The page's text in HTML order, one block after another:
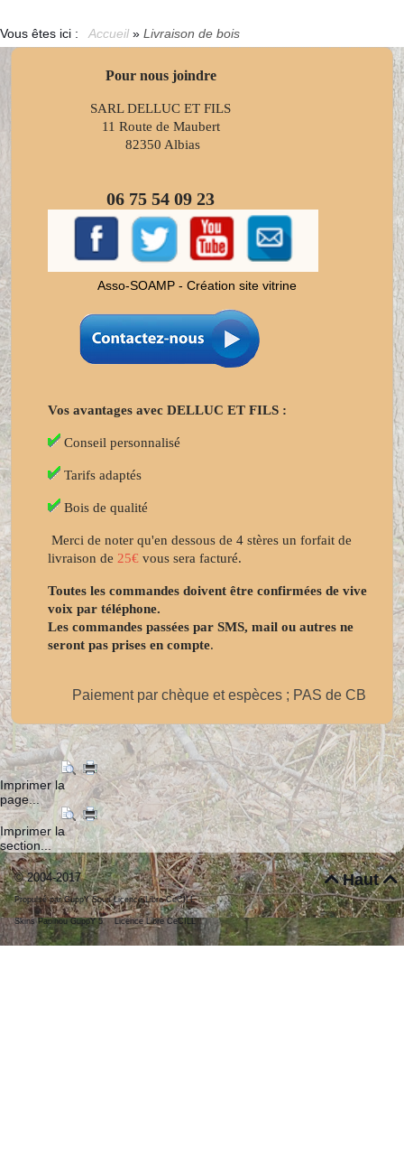
Vous êtes ici : Accueil » Livraison de bois
Pour nous joindre
SARL DELLUC ET FILS
11 Route de Maubert
82350 Albias
06 75 54 09 23
Asso-SOAMP - Création site vitrine
Vos avantages avec DELLUC ET FILS :
Conseil personnalisé
Tarifs adaptés
Bois de qualité
Merci de noter qu'en dessous de 4 stères un forfait de
livraison de 25€ vous sera facturé.
Toutes les commandes doivent être confirmées de vive
voix par téléphone.
Les commandes passées par SMS, mail ou autres ne
seront pas prises en compte.
Paiement par chèque et espèces ; PAS de CB
Imprimer la
page...
Imprimer la
section...
Haut
© 2004-2017
Propulsé par GuppYSous Licence Libre CeCILL
Skins Papinou GuppY 5 Licence Libre CeCILL